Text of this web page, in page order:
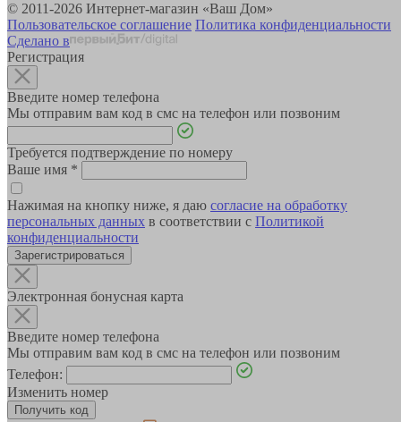
© 2011-2026 Интернет-магазин «Ваш Дом»
Пользовательское соглашение Политика конфиденциальности
Сделано в
Регистрация
Введите номер телефона
Мы отправим вам код в смс на телефон или позвоним
Требуется подтверждение по номеру
Ваше имя *
Нажимая на кнопку ниже, я даю согласие на обработку
персональных данных в соответствии с Политикой
конфиденциальности
Зарегистрироваться
Электронная бонусная карта
Введите номер телефона
Мы отправим вам код в смс на телефон или позвоним
Телефон:
Изменить номер